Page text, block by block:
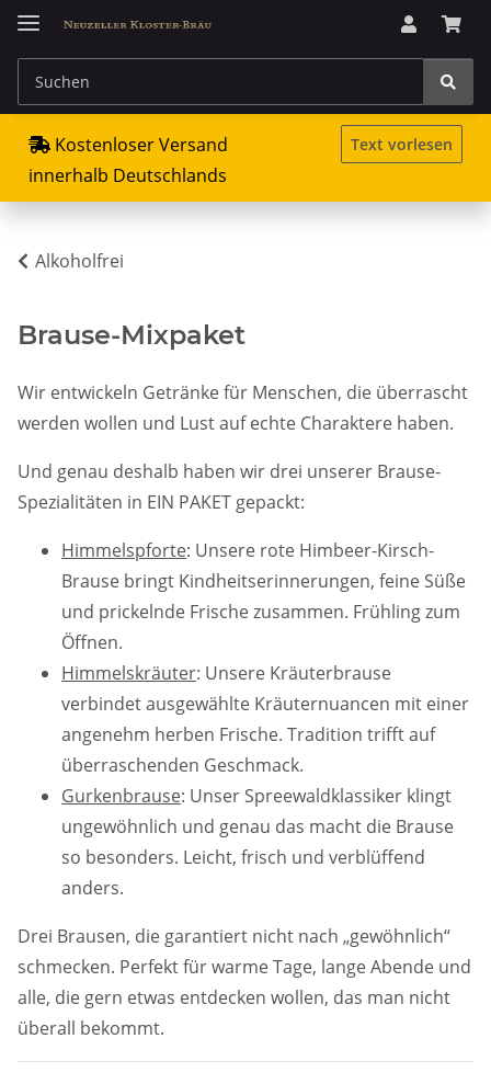
Kostenloser Versand
innerhalb Deutschlands
Text vorlesen
Alkoholfrei
Brause-Mixpaket
Wir entwickeln Getränke für Menschen, die überrascht
werden wollen und Lust auf echte Charaktere haben.
Und genau deshalb haben wir drei unserer Brause-
Spezialitäten in EIN PAKET gepackt:
Himmelspforte: Unsere rote Himbeer-Kirsch-
Brause bringt Kindheitserinnerungen, feine Süße
und prickelnde Frische zusammen. Frühling zum
Öffnen.
Himmelskräuter: Unsere Kräuterbrause
verbindet ausgewählte Kräuternuancen mit einer
angenehm herben Frische. Tradition trifft auf
überraschenden Geschmack.
Gurkenbrause: Unser Spreewaldklassiker klingt
ungewöhnlich und genau das macht die Brause
so besonders. Leicht, frisch und verblüffend
anders.
Drei Brausen, die garantiert nicht nach „gewöhnlich“
schmecken. Perfekt für warme Tage, lange Abende und
alle, die gern etwas entdecken wollen, das man nicht
überall bekommt.